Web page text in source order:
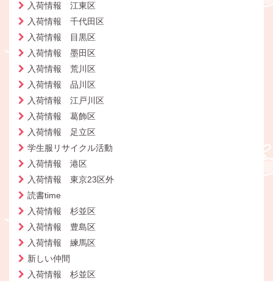
入荷情報 江東区
入荷情報 千代田区
入荷情報 目黒区
入荷情報 墨田区
入荷情報 荒川区
入荷情報 品川区
入荷情報 江戸川区
入荷情報 葛飾区
入荷情報 足立区
学生服リサイクル活動
入荷情報 港区
入荷情報 東京23区外
読書time
入荷情報 杉並区
入荷情報 豊島区
入荷情報 練馬区
新しい仲間
入荷情報 杉並区